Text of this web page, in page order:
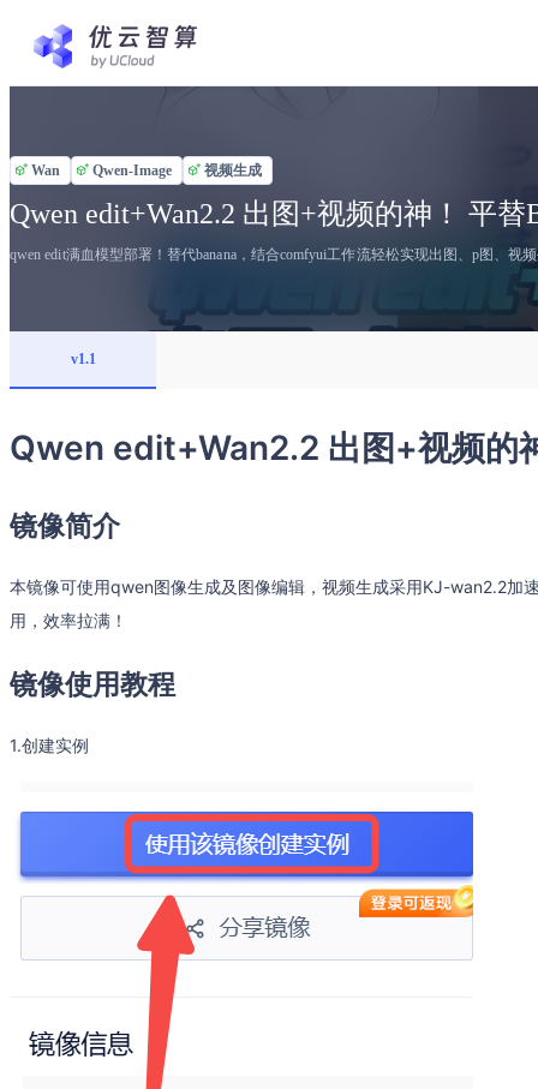
Wan Qwen-Image 视频生成
Qwen edit+Wan2.2 出图+视频的神！ 平替
qwen edit满血模型部署！替代banana，结合comfyui工作流轻松实现出图、p图、视
v1.1
Qwen edit+Wan2.2 出图+视频的
镜像简介
本镜像可使用qwen图像生成及图像编辑，视频生成采用KJ-wan2.2加
用，效率拉满！
镜像使用教程
1.创建实例